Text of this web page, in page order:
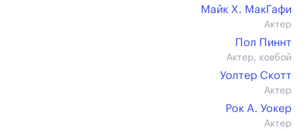
Майк Х. МакГафи
Актер
Пол Пиннт
Актер, ковбой
Уолтер Скотт
Актер
Рок А. Уокер
Актер